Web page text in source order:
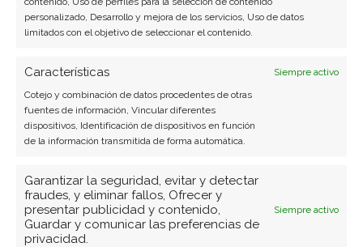
personalizado, Desarrollo y mejora de los servicios, Uso de datos
limitados con el objetivo de seleccionar el contenido.
Características
Siempre activo
Cotejo y combinación de datos procedentes de otras
fuentes de información, Vincular diferentes
dispositivos, Identificación de dispositivos en función
de la información transmitida de forma automática.
Garantizar la seguridad, evitar y detectar
fraudes, y eliminar fallos, Ofrecer y
presentar publicidad y contenido,
Guardar y comunicar las preferencias de
privacidad.
Siempre activo
Javier Martínez González
Ingeniero de software convertido en escritor
hardware, software empresarial y computación en
la nube.
Ver todos los artículos →